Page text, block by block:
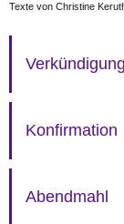
Texte von Christine
Konfirmation
Abendmahl